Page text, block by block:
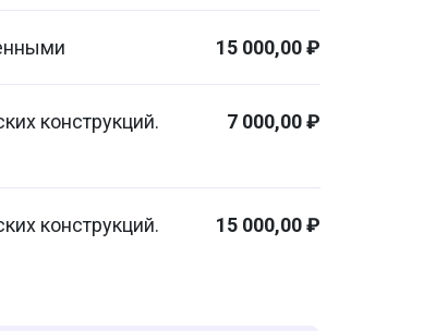
15 000,00 ₽
конструкций.
7 000,00 ₽
конструкций.
15 000,00 ₽